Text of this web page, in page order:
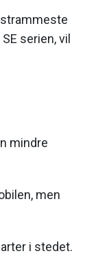
serien, vil
mindre
men
i stedet.